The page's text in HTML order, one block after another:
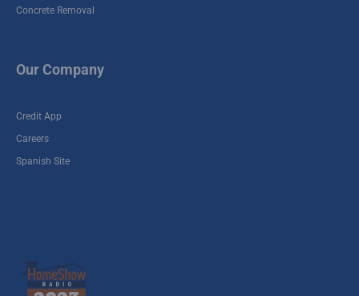
Concrete Removal
Our Company
Credit App
Careers
Spanish Site